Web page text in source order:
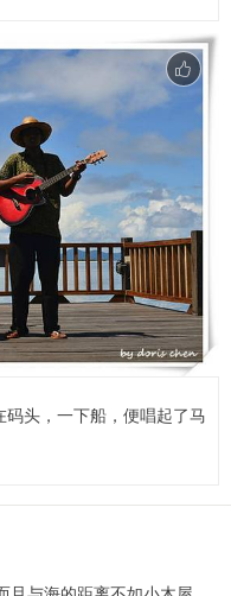
头，一下船，便唱起了马